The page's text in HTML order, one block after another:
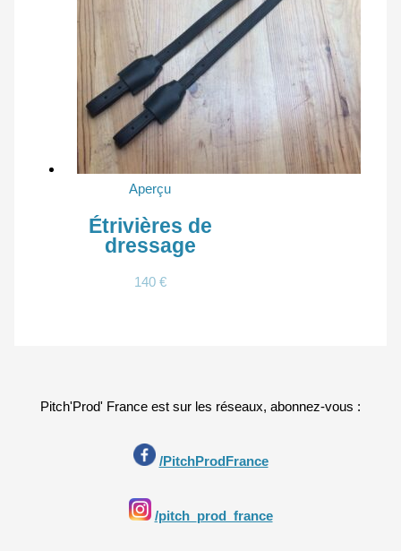
Aperçu
Étrivières de
dressage
140 €
Pitch'Prod' France est sur les réseaux, abonnez-vous :
/PitchProdFrance
/pitch_prod_france